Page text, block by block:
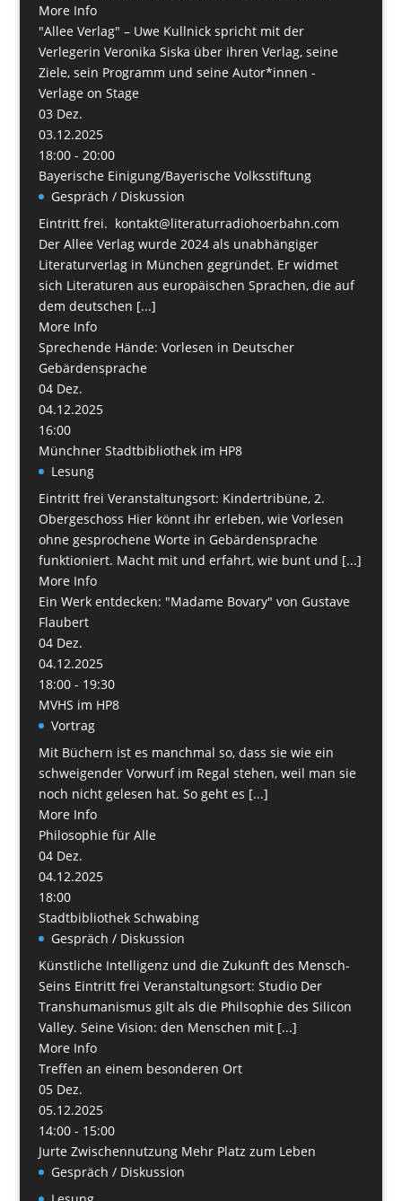
More Info
"Allee Verlag" – Uwe Kullnick spricht mit der
Verlegerin Veronika Siska über ihren Verlag, seine
Ziele, sein Programm und seine Autor*innen -
Verlage on Stage
03 Dez.
03.12.2025
18:00 - 20:00
Bayerische Einigung/Bayerische Volksstiftung
Gespräch / Diskussion
Eintritt frei. kontakt@literaturradiohoerbahn.com
Der Allee Verlag wurde 2024 als unabhängiger
Literaturverlag in München gegründet. Er widmet
sich Literaturen aus europäischen Sprachen, die auf
dem deutschen [...]
More Info
Sprechende Hände: Vorlesen in Deutscher
Gebärdensprache
04 Dez.
04.12.2025
16:00
Münchner Stadtbibliothek im HP8
Lesung
Eintritt frei Veranstaltungsort: Kindertribüne, 2.
Obergeschoss Hier könnt ihr erleben, wie Vorlesen
ohne gesprochene Worte in Gebärdensprache
funktioniert. Macht mit und erfahrt, wie bunt und [...]
More Info
Ein Werk entdecken: "Madame Bovary" von Gustave
Flaubert
04 Dez.
04.12.2025
18:00 - 19:30
MVHS im HP8
Vortrag
Mit Büchern ist es manchmal so, dass sie wie ein
schweigender Vorwurf im Regal stehen, weil man sie
noch nicht gelesen hat. So geht es [...]
More Info
Philosophie für Alle
04 Dez.
04.12.2025
18:00
Stadtbibliothek Schwabing
Gespräch / Diskussion
Künstliche Intelligenz und die Zukunft des Mensch-
Seins Eintritt frei Veranstaltungsort: Studio Der
Transhumanismus gilt als die Philsophie des Silicon
Valley. Seine Vision: den Menschen mit [...]
More Info
Treffen an einem besonderen Ort
05 Dez.
05.12.2025
14:00 - 15:00
Jurte Zwischennutzung Mehr Platz zum Leben
Gespräch / Diskussion